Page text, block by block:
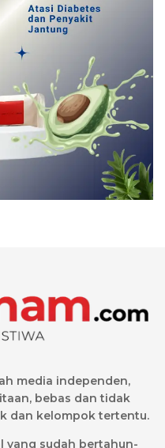
media independen,
bebas dan tidak
dan kelompok tertentu.
yang sudah bertahun-